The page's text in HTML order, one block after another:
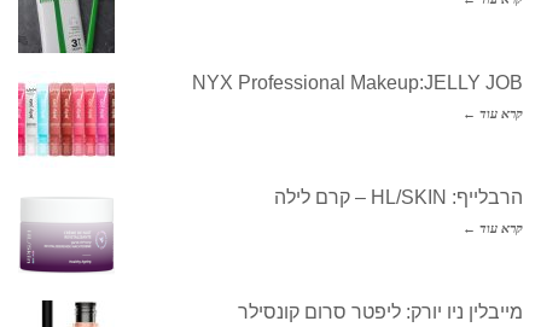
NYX Professional Makeup:JELLY JOB
קרא עוד ←
הרבלייף: HL/SKIN – קרם לילה
קרא עוד ←
מייבלין ניו יורק: ליפטר סרום קונסילר